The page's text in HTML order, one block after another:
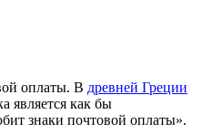
оплаты. В древней Греции
является как бы
знаки почтовой оплаты».